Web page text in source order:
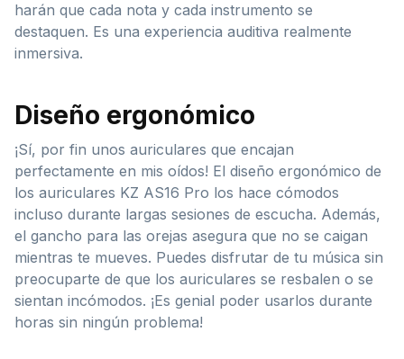
harán que cada nota y cada instrumento se
destaquen. Es una experiencia auditiva realmente
inmersiva.
Diseño ergonómico
¡Sí, por fin unos auriculares que encajan
perfectamente en mis oídos! El diseño ergonómico de
los auriculares KZ AS16 Pro los hace cómodos
incluso durante largas sesiones de escucha. Además,
el gancho para las orejas asegura que no se caigan
mientras te mueves. Puedes disfrutar de tu música sin
preocuparte de que los auriculares se resbalen o se
sientan incómodos. ¡Es genial poder usarlos durante
horas sin ningún problema!